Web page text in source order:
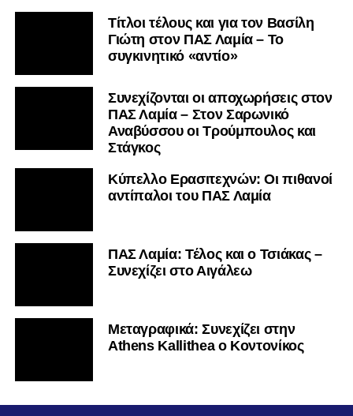
Τίτλοι τέλους και για τον Βασίλη
Γιώτη στον ΠΑΣ Λαμία – Το
συγκινητικό «αντίο»
Συνεχίζονται οι αποχωρήσεις στον
ΠΑΣ Λαμία – Στον Σαρωνικό
Αναβύσσου οι Τρούμπουλος και
Στάγκος
Κύπελλο Ερασιτεχνών: Οι πιθανοί
αντίπαλοι του ΠΑΣ Λαμία
ΠΑΣ Λαμία: Τέλος και ο Τσιάκας –
Συνεχίζει στο Αιγάλεω
Mεταγραφικά: Συνεχίζει στην
Athens Kallithea ο Κοντονίκος